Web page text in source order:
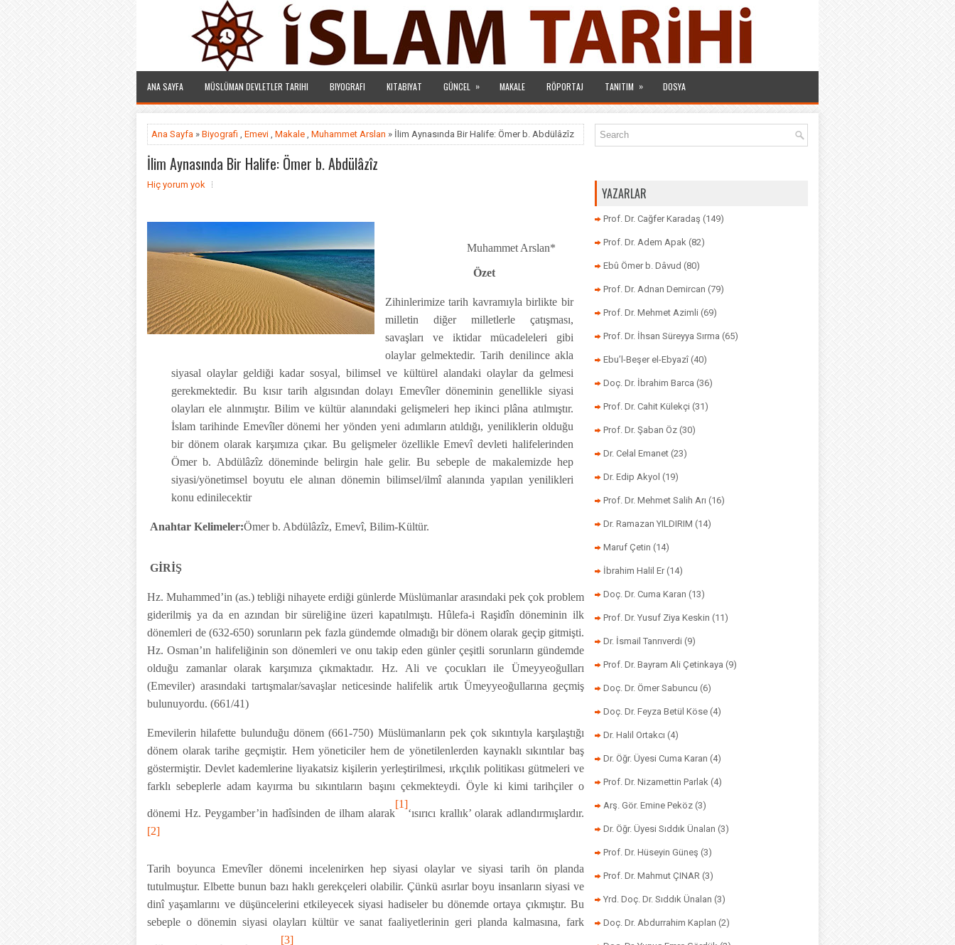
ANA SAYFA MÜSLÜMAN DEVLETLER TARIHI BIYOGRAFI KITABIYAT GÜNCEL » MAKALE RÖPORTAJ TANITIM » DOSYA
Ana Sayfa » Biyografi , Emevi , Makale , Muhammet Arslan » İlim Aynasında Bir Halife: Ömer b. Abdülâzîz
İlim Aynasında Bir Halife: Ömer b. Abdülâzîz
Hiç yorum yok
Muhammet Arslan*
Özet
Zihinlerimize tarih kavramıyla birlikte bir
milletin diğer milletlerle çatışması,
savaşları ve iktidar mücadeleleri gibi
olaylar gelmektedir. Tarih denilince akla
siyasal olaylar geldiği kadar sosyal, bilimsel ve kültürel alandaki olaylar da gelmesi
gerekmektedir. Bu kısır tarih algısından dolayı Emevîler döneminin genellikle siyasi
olayları ele alınmıştır. Bilim ve kültür alanındaki gelişmeleri hep ikinci plâna atılmıştır.
İslam tarihinde Emevîler dönemi her yönden yeni adımların atıldığı, yeniliklerin olduğu
bir dönem olarak karşımıza çıkar. Bu gelişmeler özellikle Emevî devleti halifelerinden
Ömer b. Abdülâzîz döneminde belirgin hale gelir. Bu sebeple de makalemizde hep
siyasi/yönetimsel boyutu ele alınan dönemin bilimsel/ilmî alanında yapılan yenilikleri
konu edinilecektir
Anahtar Kelimeler:Ömer b. Abdülâzîz, Emevî, Bilim-Kültür.
GİRİŞ
Hz. Muhammed’in (as.) tebliği nihayete erdiği günlerde Müslümanlar arasındaki pek çok problem
giderilmiş ya da en azından bir süreliğine üzeri kapatılmıştı. Hûlefa-i Raşidîn döneminin ilk
dönemleri de (632-650) sorunların pek fazla gündemde olmadığı bir dönem olarak geçip gitmişti.
Hz. Osman’ın halifeliğinin son dönemleri ve onu takip eden günler çeşitli sorunların gündemde
olduğu zamanlar olarak karşımıza çıkmaktadır. Hz. Ali ve çocukları ile Ümeyyeoğulları
(Emeviler) arasındaki tartışmalar/savaşlar neticesinde halifelik artık Ümeyyeoğullarına geçmiş
bulunuyordu. (661/41)
Emevilerin hilafette bulunduğu dönem (661-750) Müslümanların pek çok sıkıntıyla karşılaştığı
dönem olarak tarihe geçmiştir. Hem yöneticiler hem de yönetilenlerden kaynaklı sıkıntılar baş
göstermiştir. Devlet kademlerine liyakatsiz kişilerin yerleştirilmesi, ırkçılık politikası gütmeleri ve
farklı sebeplerle adam kayırma bu sıkıntıların başını çekmekteydi. Öyle ki kimi tarihçiler o
dönemi Hz. Peygamber’in hadîsinden de ilham alarak
[1]
‘ısırıcı krallık’ olarak adlandırmışlardır.
[2]
Tarih boyunca Emevîler dönemi incelenirken hep siyasi olaylar ve siyasi tarih ön planda
tutulmuştur. Elbette bunun bazı haklı gerekçeleri olabilir. Çünkü asırlar boyu insanların siyasi ve
dinî yaşamlarını ve düşüncelerini etkileyecek siyasi hadiseler bu dönemde ortaya çıkmıştır. Bu
sebeple o dönemin siyasi olayları kültür ve sanat faaliyetlerinin geri planda kalmasına, fark
[3]
YAZARLAR
Prof. Dr. Cağfer Karadaş (149)
Prof. Dr. Adem Apak (82)
Ebû Ömer b. Dâvud (80)
Prof. Dr. Adnan Demircan (79)
Prof. Dr. Mehmet Azimli (69)
Prof. Dr. İhsan Süreyya Sırma (65)
Ebu’l-Beşer el-Ebyazî (40)
Doç. Dr. İbrahim Barca (36)
Prof. Dr. Cahit Külekçi (31)
Prof. Dr. Şaban Öz (30)
Dr. Celal Emanet (23)
Dr. Edip Akyol (19)
Prof. Dr. Mehmet Salih Arı (16)
Dr. Ramazan YILDIRIM (14)
Maruf Çetin (14)
İbrahim Halil Er (14)
Doç. Dr. Cuma Karan (13)
Prof. Dr. Yusuf Ziya Keskin (11)
Dr. İsmail Tanrıverdi (9)
Prof. Dr. Bayram Ali Çetinkaya (9)
Doç. Dr. Ömer Sabuncu (6)
Doç. Dr. Feyza Betül Köse (4)
Dr. Halil Ortakcı (4)
Dr. Öğr. Üyesi Cuma Karan (4)
Prof. Dr. Nizamettin Parlak (4)
Arş. Gör. Emine Peköz (3)
Dr. Öğr. Üyesi Sıddık Ünalan (3)
Prof. Dr. Hüseyin Güneş (3)
Prof. Dr. Mahmut ÇINAR (3)
Yrd. Doç. Dr. Sıddık Ünalan (3)
Doç. Dr. Abdurrahim Kaplan (2)